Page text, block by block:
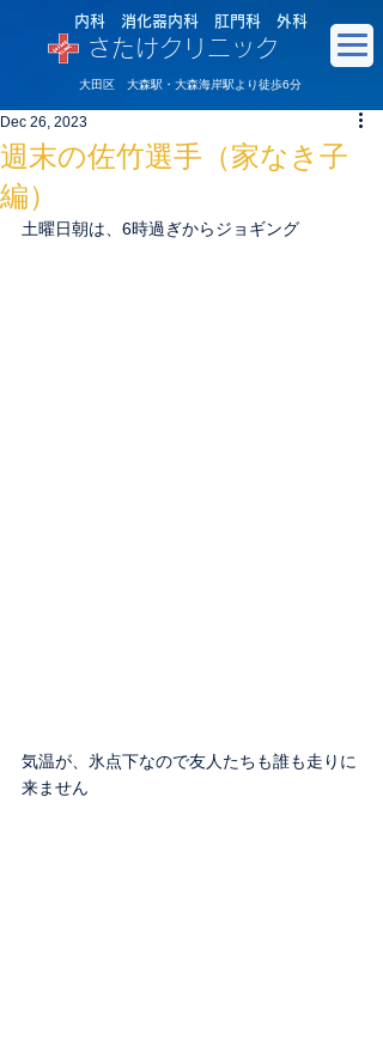
内科 消化器内科 肛門科 外科
さたけクリニック
大田区 大森駅・大森海岸駅より徒歩6分
週末の佐竹選手（家なき子
編）
Dec 26, 2023
土曜日朝は、6時過ぎからジョギング
気温が、氷点下なので友人たちも誰も走りに
来ません